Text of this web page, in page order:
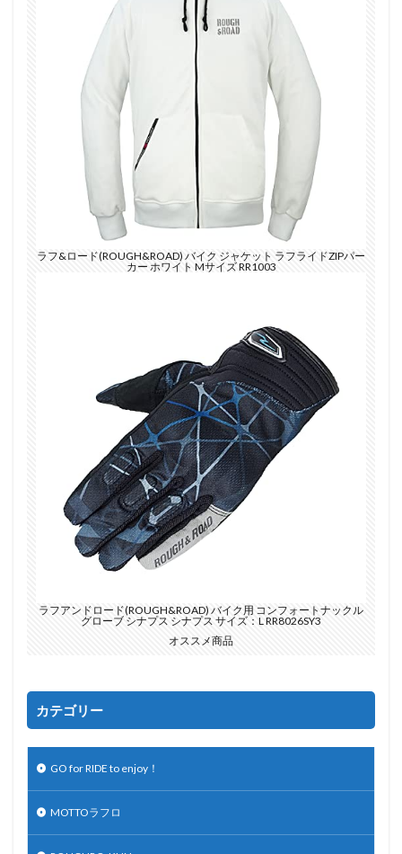
ラフ&ロード(ROUGH&ROAD) バイク ジャケット ラフライドZIPパー
カー ホワイト Mサイズ RR1003
ラフアンドロード(ROUGH&ROAD) バイク用 コンフォートナックル
グローブ シナプス シナプス サイズ：L RR8026SY3
オススメ商品
カテゴリー
GO for RIDE to enjoy！
MOTTOラフロ